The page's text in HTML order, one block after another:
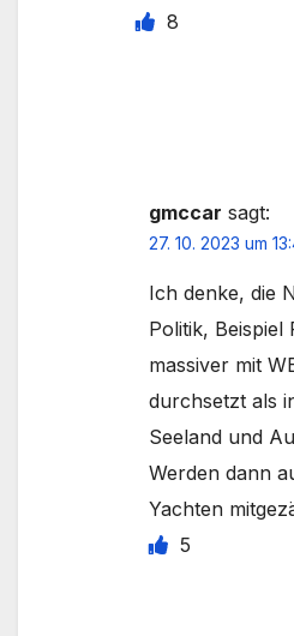
8
gmccar sagt:
27. 10. 2023 um
Ich denke, die
Politik, Beispiel
massiver mit
durchsetzt als
Seeland und
Werden dann
Yachten
5